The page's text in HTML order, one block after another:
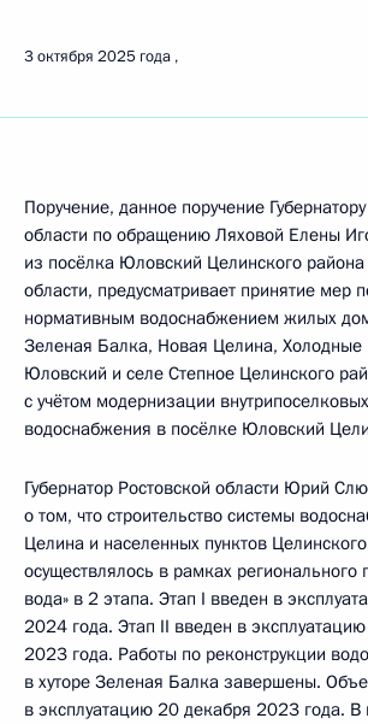
3 октября 2025 года
Поручение, данное поручение
области по обращению Ляховой Елены
из посёлка Юловский Целинского района
области, предусматривает принятие мер
нормативным водоснабжением жилых
Зеленая Балка, Новая Целина, Холодные
Юловский и селе Степное Целинского
с учётом модернизации
водоснабжения в посёлке Юловский
Губернатор Ростовской области Юрий
о том, что строительство системы
Целина и населенных пунктов
осуществлялось в рамках регионального
вода» в 2 этапа. Этап I введен в
2024 года. Этап II введен в
2023 года. Работы по реконструкции
в хуторе Зеленая Балка завершены.
в эксплуатацию 20 декабря 2023 года. В